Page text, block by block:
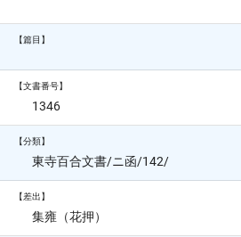
【篇目】
【文書番号】
1346
【分類】
東寺百合文書/ニ函/142/
【差出】
集雍（花押）